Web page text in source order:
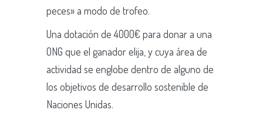
peces» a modo de trofeo.
Una dotación de 4000€ para donar a una
ONG que el ganador elija, y cuya área de
actividad se englobe dentro de alguno de
los objetivos de desarrollo sostenible de
Naciones Unidas.